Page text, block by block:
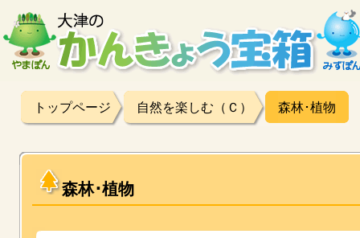
トップページ 自然を楽しむ（Ｃ） 森林･植物
森林･植物